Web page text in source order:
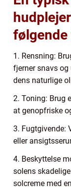
følgende
1. Rensning:
fjerner snavs og
dens naturlige
2. Toning: Brug
at genopfriske
3. Fugtgivende:
eller
4. Beskyttelse
solens
solcreme med